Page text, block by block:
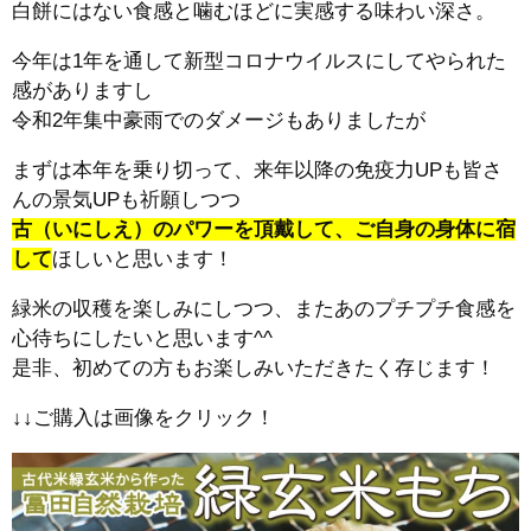
白餅にはない食感と噛むほどに実感する味わい深さ。
今年は1年を通して新型コロナウイルスにしてやられた
感がありますし
令和2年集中豪雨でのダメージもありましたが
まずは本年を乗り切って、来年以降の免疫力UPも皆さ
んの景気UPも祈願しつつ
古（いにしえ）のパワーを頂戴して、ご自身の身体に宿
してほしいと思います！
緑米の収穫を楽しみにしつつ、またあのプチプチ食感を
心待ちにしたいと思います^^
是非、初めての方もお楽しみいただきたく存じます！
↓↓ご購入は画像をクリック！